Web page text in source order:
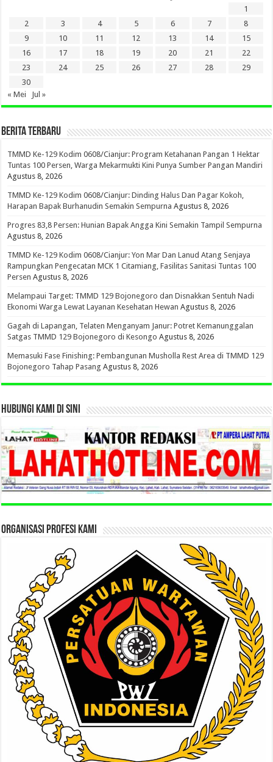
1
2
3 4 5 6 7
8
9
10 11 12 13 14
15
16
17 18 19 20 21
22
23
24 25 26 27 28
29
30
« Mei
Jul »
BERITA TERBARU
TMMD Ke-129 Kodim 0608/Cianjur: Program Ketahanan Pangan 1 Hektar
Tuntas 100 Persen, Warga Mekarmukti Kini Punya Sumber Pangan Mandiri
Agustus 8, 2026
TMMD Ke-129 Kodim 0608/Cianjur: Dinding Halus Dan Pagar Kokoh,
Harapan Bapak Burhanudin Semakin Sempurna Agustus 8, 2026
Progres 83,8 Persen: Hunian Bapak Angga Kini Semakin Tampil Sempurna
Agustus 8, 2026
TMMD Ke-129 Kodim 0608/Cianjur: Yon Mar Dan Lanud Atang Senjaya
Rampungkan Pengecatan MCK 1 Citamiang, Fasilitas Sanitasi Tuntas 100
Persen Agustus 8, 2026
Melampaui Target: TMMD 129 Bojonegoro dan Disnakkan Sentuh Nadi
Ekonomi Warga Lewat Layanan Kesehatan Hewan Agustus 8, 2026
Gagah di Lapangan, Telaten Menganyam Janur: Potret Kemanunggalan
Satgas TMMD 129 Bojonegoro di Kesongo Agustus 8, 2026
Memasuki Fase Finishing: Pembangunan Musholla Rest Area di TMMD 129
Bojonegoro Tahap Pasang Agustus 8, 2026
HUBUNGI KAMI DI SINI
ORGANISASI PROFESI KAMI